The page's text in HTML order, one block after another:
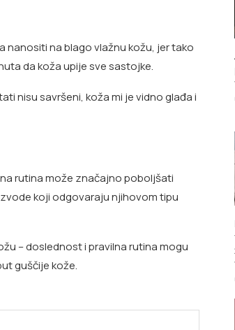
nanositi na blago vlažnu kožu, jer tako
da koža upije sve sastojke.
nisu savršeni, koža mi je vidno glađa i
rutina može značajno poboljšati
koji odgovaraju njihovom tipu
– doslednost i pravilna rutina mogu
guščije kože.